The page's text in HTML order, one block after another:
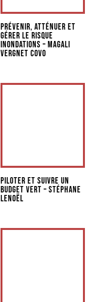
Prévenir, atténuer et
gérer le risque
inondations – Magali
Vergnet covo
Piloter et suivre un
budget vert – Stéphane
Lenoël